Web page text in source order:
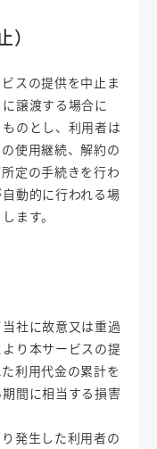
スの提供を中止ま
譲渡する場合に
のとし、利用者は
使用継続、解約の
定の手続きを行わ
動的に行われる場
ます。
社に故意又は重過
り本サービスの提
利用代金の累計を
間に相当する損害
発生した利用者の